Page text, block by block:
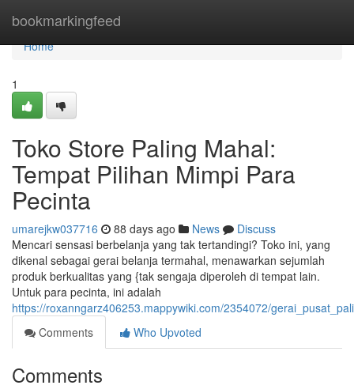
bookmarkingfeed
Home
Home
1
Toko Store Paling Mahal:
Tempat Pilihan Mimpi Para
Pecinta
umarejkw037716 88 days ago News
Discuss
Mencari sensasi berbelanja yang tak tertandingi? Toko ini, yang
dikenal sebagai gerai belanja termahal, menawarkan sejumlah
produk berkualitas yang {tak sengaja diperoleh di tempat lain.
Untuk para pecinta, ini adalah
https://roxanngarz406253.mappywiki.com/2354072/
Comments
Who Upvoted
Comments